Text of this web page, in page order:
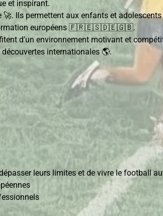
et inspirant.
Ils permettent aux enfants et
formation européens 🇫🇷🇪🇸🇩🇪🇬🇧.
d’un environnement motivant et
internationales 🌎.
leurs limites et de vivre le football